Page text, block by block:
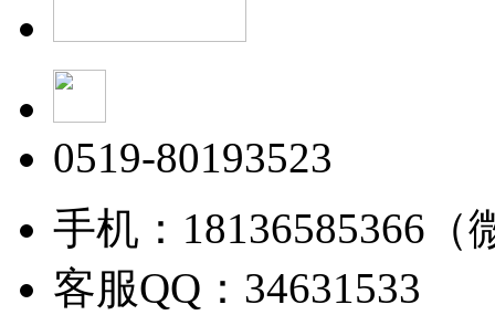
0519-80193523
手机：18136585366（
客服QQ：34631533